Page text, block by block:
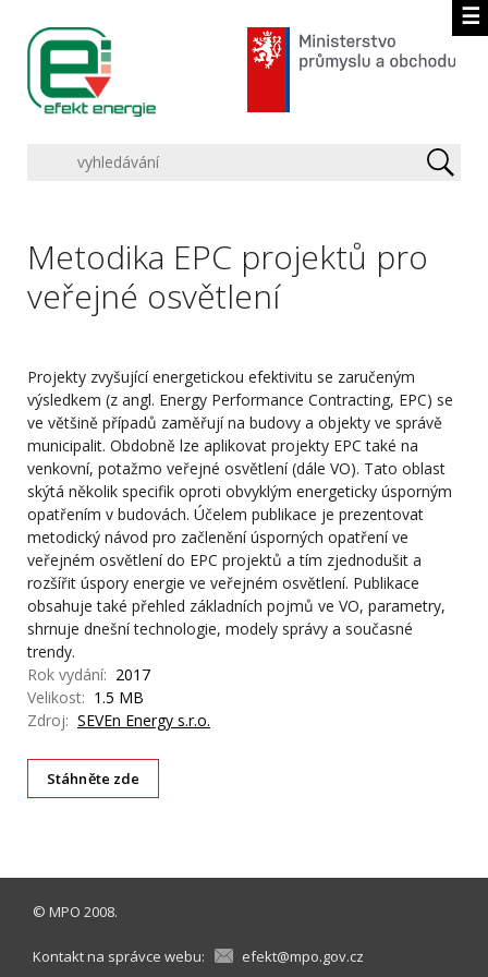
☰
Metodika EPC projektů pro
veřejné osvětlení
Projekty zvyšující energetickou efektivitu se zaručeným
výsledkem (z angl. Energy Performance Contracting, EPC) se
ve většině případů zaměřují na budovy a objekty ve správě
municipalit. Obdobně lze aplikovat projekty EPC také na
venkovní, potažmo veřejné osvětlení (dále VO). Tato oblast
skýtá několik specifik oproti obvyklým energeticky úsporným
opatřením v budovách. Účelem publikace je prezentovat
metodický návod pro začlenění úsporných opatření ve
veřejném osvětlení do EPC projektů a tím zjednodušit a
rozšířit úspory energie ve veřejném osvětlení. Publikace
obsahuje také přehled základních pojmů ve VO, parametry,
shrnuje dnešní technologie, modely správy a současné
trendy.
Rok vydání: 2017
Velikost: 1.5 MB
Zdroj: SEVEn Energy s.r.o.
Stáhněte zde
© MPO 2008.
Kontakt na správce webu: efekt@mpo.gov.cz